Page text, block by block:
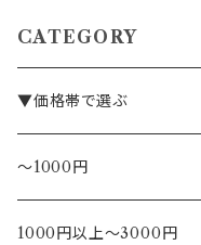
CATEGORY
▼価格帯で選ぶ
～1000円
1000円以上～3000円